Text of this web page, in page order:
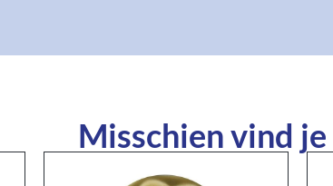
Misschien vind